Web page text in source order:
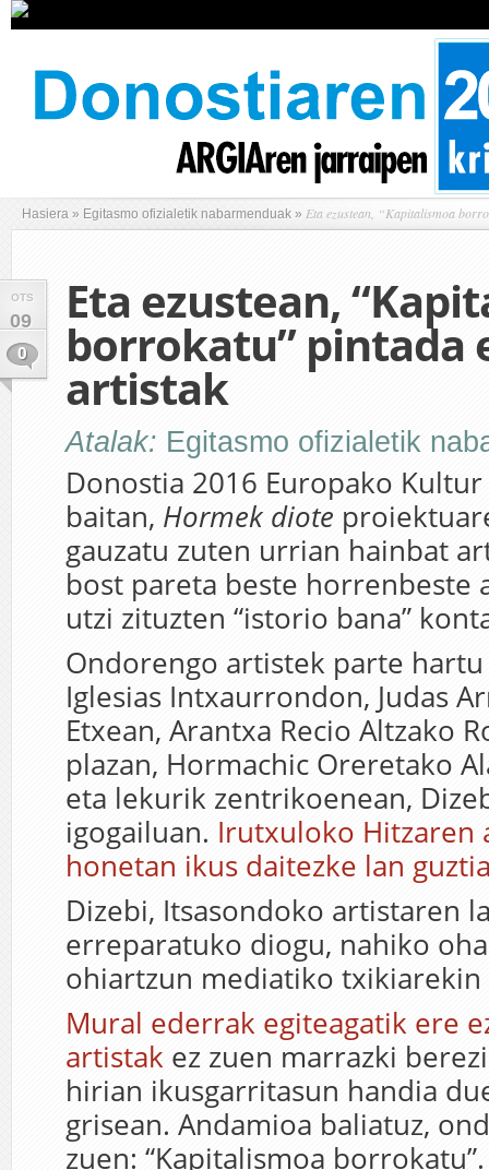
Hasiera » Egitasmo ofizialetik nabarmenduak » Eta ezustean, “Kapitalismoa
OTS
09
0
Eta ezustean,
borrokatu” pintada
artistak
Atalak: Egitasmo ofizialetik
Donostia 2016 Europako
baitan, Hormek diote
gauzatu zuten urrian hainbat
bost pareta beste horrenbeste
utzi zituzten “istorio bana”
Ondorengo artistek parte
Iglesias Intxaurrondon, Judas
Etxean, Arantxa Recio Altzako
plazan, Hormachic Oreretako
eta lekurik zentrikoenean,
igogailuan. Irutxuloko Hitzaren
honetan ikus daitezke lan
Dizebi, Itsasondoko artistaren
erreparatuko diogu, nahiko
ohiartzun mediatiko txikiarekin
Mural ederrak egiteagatik ere
artistak ez zuen marrazki
hirian ikusgarritasun handia
grisean. Andamioa baliatuz,
zuen: “Kapitalismoa